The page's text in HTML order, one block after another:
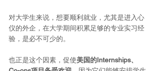
对大学生来说，想要顺利就业，尤其是进入心
仪的外企，在大学期间积累足够的专业实习经
验，是必不可少的。
也正是这个因素，促使美国的Internships、